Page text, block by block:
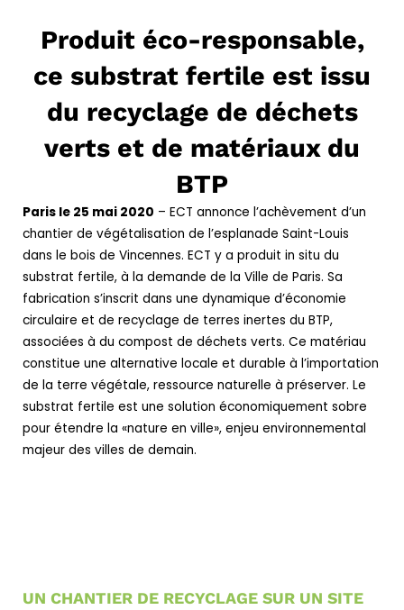
Produit éco-responsable,
ce substrat fertile est issu
du recyclage de déchets
verts et de matériaux du
BTP
Paris le 25 mai 2020 – ECT annonce l’achèvement d’un
chantier de végétalisation de l’esplanade Saint-Louis
dans le bois de Vincennes. ECT y a produit in situ du
substrat fertile, à la demande de la Ville de Paris. Sa
fabrication s’inscrit dans une dynamique d’économie
circulaire et de recyclage de terres inertes du BTP,
associées à du compost de déchets verts. Ce matériau
constitue une alternative locale et durable à l’importation
de la terre végétale, ressource naturelle à préserver. Le
substrat fertile est une solution économiquement sobre
pour étendre la «nature en ville», enjeu environnemental
majeur des villes de demain.
UN CHANTIER DE RECYCLAGE SUR UN SITE